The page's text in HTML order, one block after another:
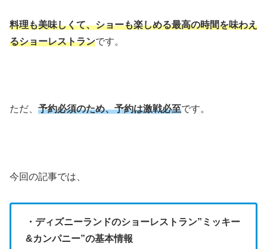
料理も美味しくて、ショーも楽しめる最高の時間を味わえ
るショーレストランです。
ただ、 予約必須のため、予約は激戦必至です。
今回の記事では、
・ディズニーランドのショーレストラン”ミッキー
&カンパニー”の基本情報